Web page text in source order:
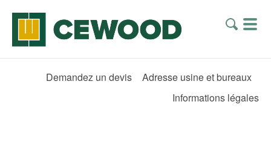
Demandez un devis
Adresse usine et bureaux
Informations légales